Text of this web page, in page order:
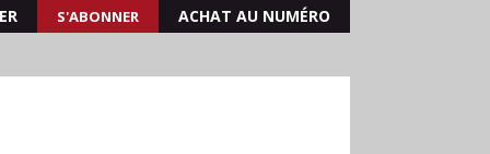
S'ABONNER ACHAT AU NUMÉRO